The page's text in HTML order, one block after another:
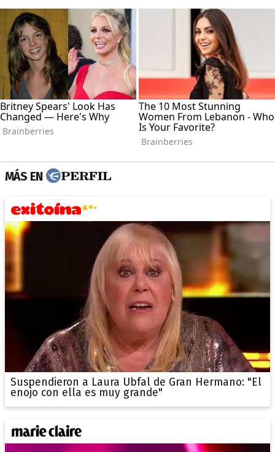
MÁS EN
Suspendieron a Laura Ubfal de Gran Hermano: "El
enojo con ella es muy grande"